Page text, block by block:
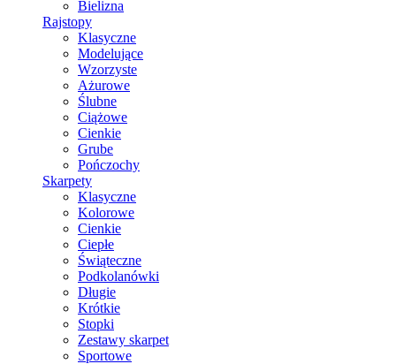
Bielizna
Rajstopy
Klasyczne
Modelujące
Wzorzyste
Ażurowe
Ślubne
Ciążowe
Cienkie
Grube
Pończochy
Skarpety
Klasyczne
Kolorowe
Cienkie
Ciepłe
Świąteczne
Podkolanówki
Długie
Krótkie
Stopki
Zestawy skarpet
Sportowe